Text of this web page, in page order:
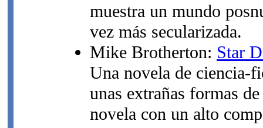
muestra un mundo
vez más secularizada.
Mike Brotherton: Star
Una novela de ciencia-
unas extrañas formas
novela con un alto